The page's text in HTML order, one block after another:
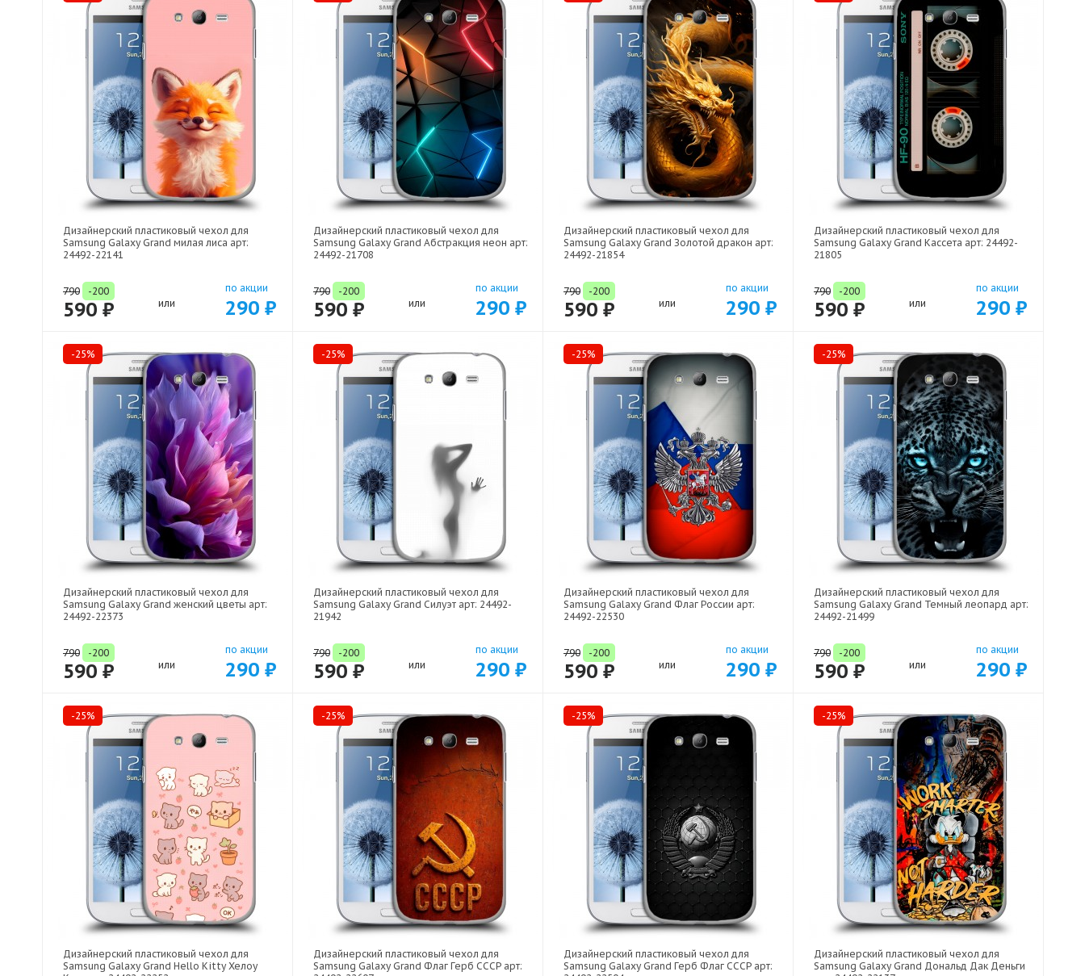
Дизайнерский пластиковый чехол для
Samsung Galaxy Grand милая лиса арт:
24492-22141
790 -200
590 ₽ или
по акции
290 ₽
Дизайнерский пластиковый чехол для
Samsung Galaxy Grand Абстракция неон арт:
24492-21708
790 -200
590 ₽ или
по акции
290 ₽
Дизайнерский пластиковый чехол для
Samsung Galaxy Grand Золотой дракон арт:
24492-21854
790 -200
590 ₽ или
по акции
290 ₽
Дизайнерский пластиковый чехол для
Samsung Galaxy Grand Кассета арт: 24492-
21805
790 -200
590 ₽ или
по акции
290 ₽
-25%
Дизайнерский пластиковый чехол для
Samsung Galaxy Grand женский цветы арт:
24492-22373
790 -200
590 ₽ или
по акции
290 ₽
-25%
Дизайнерский пластиковый чехол для
Samsung Galaxy Grand Силуэт арт: 24492-
21942
790 -200
590 ₽ или
по акции
290 ₽
-25%
Дизайнерский пластиковый чехол для
Samsung Galaxy Grand Флаг России арт:
24492-22530
790 -200
590 ₽ или
по акции
290 ₽
-25%
Дизайнерский пластиковый чехол для
Samsung Galaxy Grand Темный леопард арт:
24492-21499
790 -200
590 ₽ или
по акции
290 ₽
-25%
Дизайнерский пластиковый чехол для
Samsung Galaxy Grand Hello Kitty Хелоу
-25%
Дизайнерский пластиковый чехол для
Samsung Galaxy Grand Флаг Герб СССР арт:
-25%
Дизайнерский пластиковый чехол для
Samsung Galaxy Grand Герб Флаг СССР арт:
-25%
Дизайнерский пластиковый чехол для
Samsung Galaxy Grand Дональд Дак Деньги